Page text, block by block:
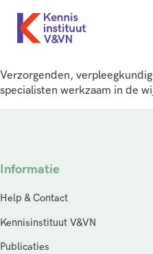
Verzorgenden,
specialisten werkzaam in de
Informatie
Help & Contact
Kennisinstituut V&VN
Publicaties